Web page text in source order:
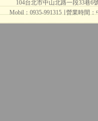
104台北市中山北路一段33巷6
Mobil：0935-991315 ∣
營業時間：